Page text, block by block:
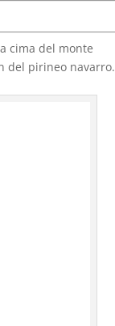
cima del monte
del pirineo navarro.